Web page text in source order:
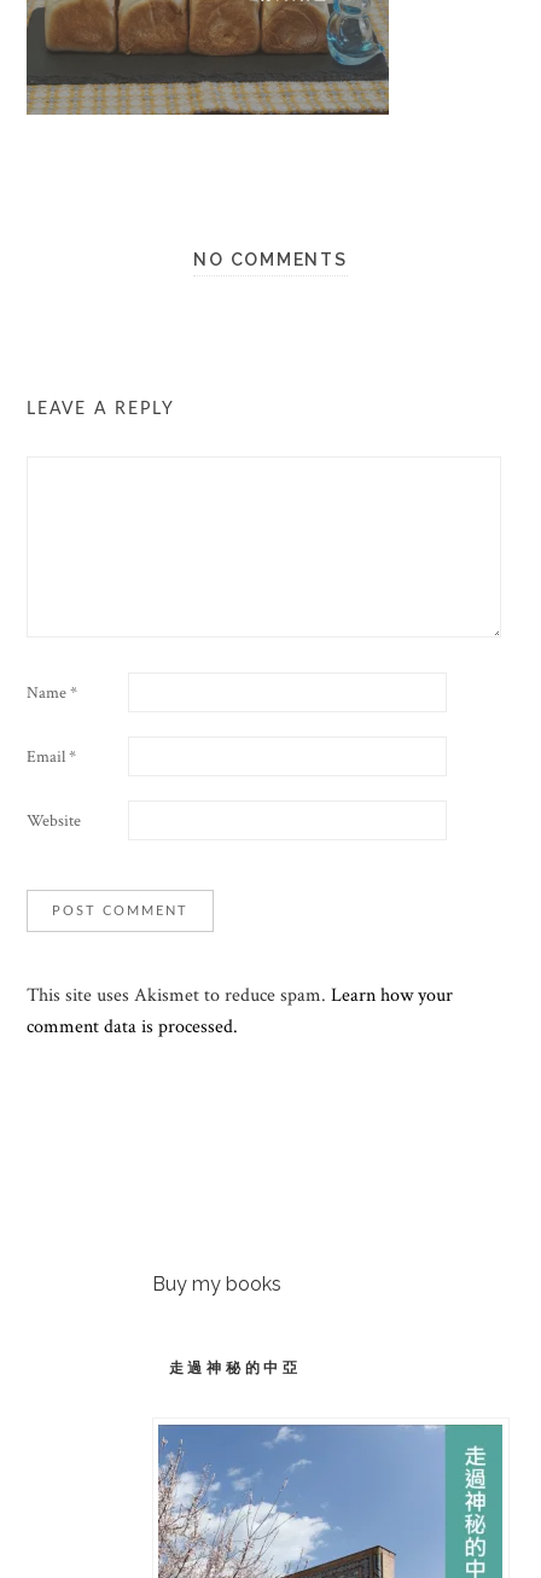
NO COMMENTS
LEAVE A REPLY
Name*
Email*
Website
This site uses Akismet to reduce spam.Learn how your
comment data is processed.
Buy my books
走過神秘的中亞